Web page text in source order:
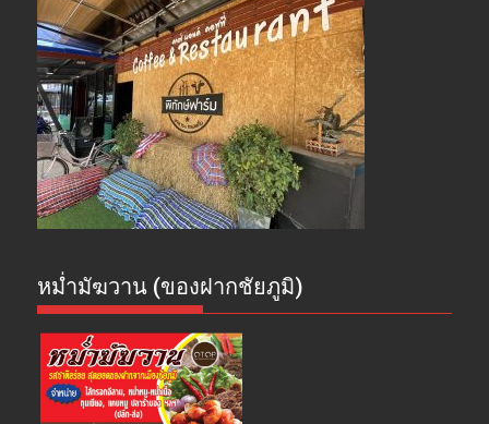
หม่ำมัฆวาน (ของฝากชัยภูมิ)